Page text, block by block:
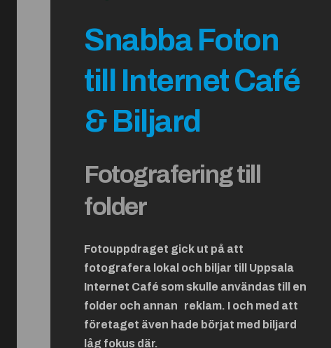
Snabba Foton
till Internet Café
& Biljard
Fotografering till
folder
Fotouppdraget gick ut på att
fotografera lokal och biljar till Uppsala
Internet Café som skulle användas till en
folder och annan reklam. I och med att
företaget även hade börjat med biljard
låg fokus där.